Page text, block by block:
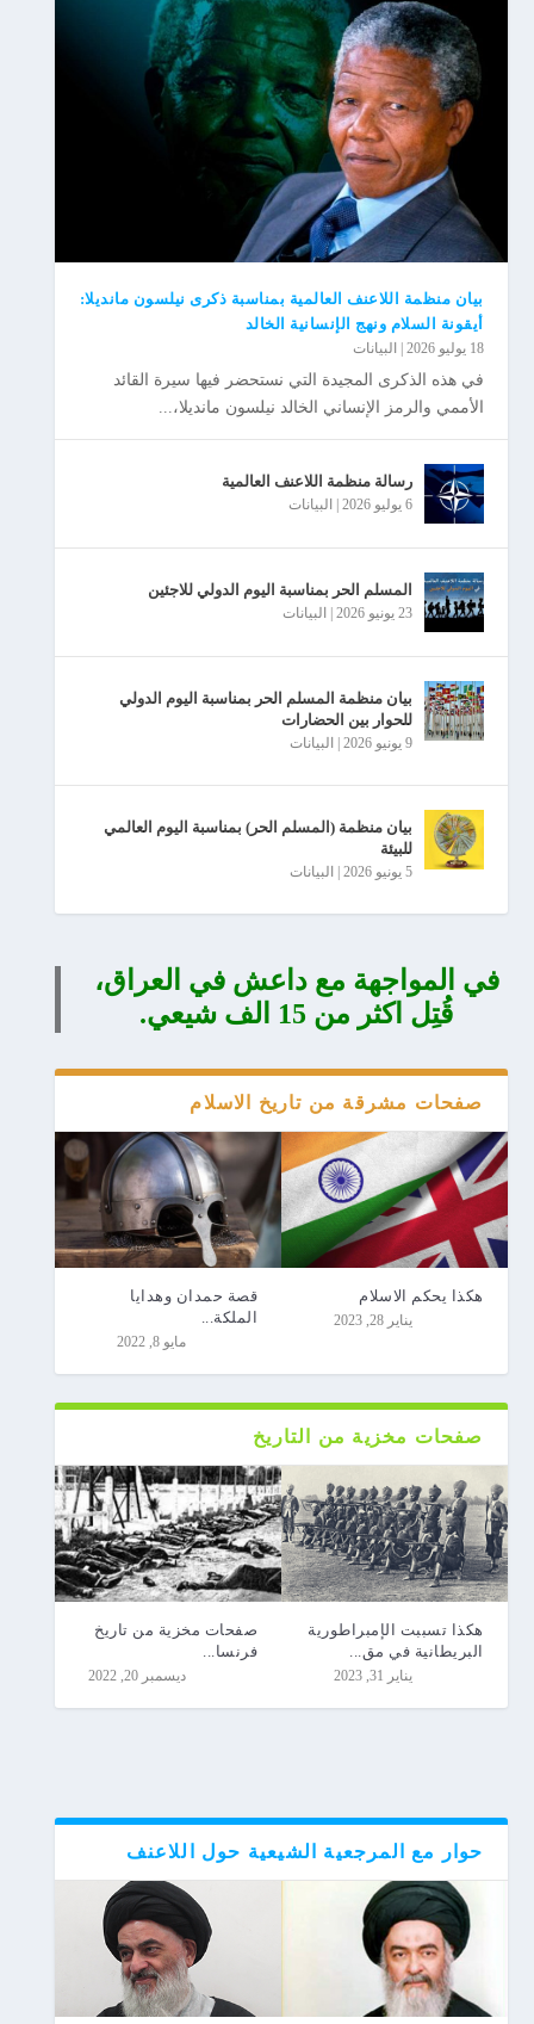
بيان منظمة اللاعنف العالمية بمناسبة ذكرى نيلسون مانديلا:
أيقونة السلام ونهج الإنسانية الخالد
18 يوليو 2026 البیانات
في هذه الذكرى المجيدة التي نستحضر فيها سيرة القائد
الأممي والرمز الإنساني الخالد نيلسون مانديلا،...
رسالة منظمة اللاعنف العالمية
6 يوليو 2026 البیانات
المسلم الحر بمناسبة اليوم الدولي للاجئين
23 يونيو 2026 البیانات
بيان منظمة المسلم الحر بمناسبة اليوم الدولي
للحوار بين الحضارات
9 يونيو 2026 البیانات
بيان منظمة (المسلم الحر) بمناسبة اليوم العالمي
للبيئة
5 يونيو 2026 البیانات
في المواجهة مع داعش في العراق،
قُتِل اكثر من 15 الف شيعي.
صفحات مشرقة من تاريخ الاسلام
هكذا يحكم الاسلام
يناير 28, 2023
قصة حمدان وهدايا
الملكة...
مايو 8, 2022
صفحات مخزية من التاريخ
هكذا تسببت الإمبراطورية
البريطانية في مق...
يناير 31, 2023
صفحات مخزية من تاريخ
فرنسا...
ديسمبر 20, 2022
حوار مع المرجعية الشيعية حول اللاعنف